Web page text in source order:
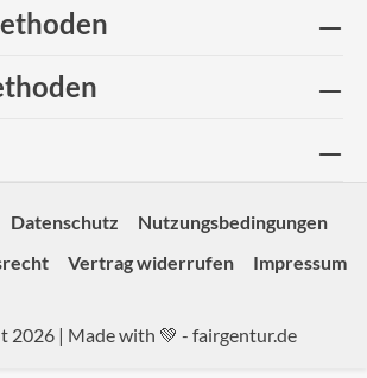
Datenschutz
Nutzungsbedingungen
Vertrag widerrufen Impressum
2026 | Made with 💚 - fairgentur.de